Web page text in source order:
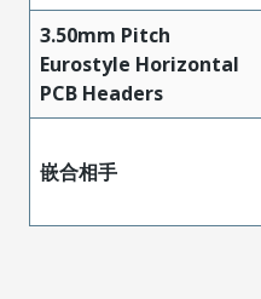
3.50mm Pitch
Eurostyle Horizontal
PCB Headers
嵌合相手